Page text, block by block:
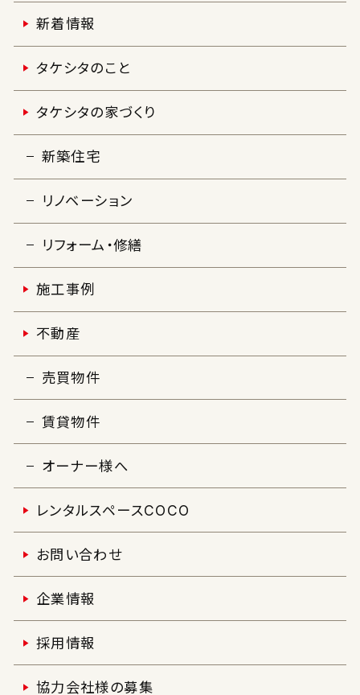
新着情報
タケシタのこと
タケシタの家づくり
新築住宅
リノベーション
リフォーム・修繕
施工事例
不動産
売買物件
賃貸物件
オーナー様へ
レンタルスペースCOCO
お問い合わせ
企業情報
採用情報
協力会社様の募集